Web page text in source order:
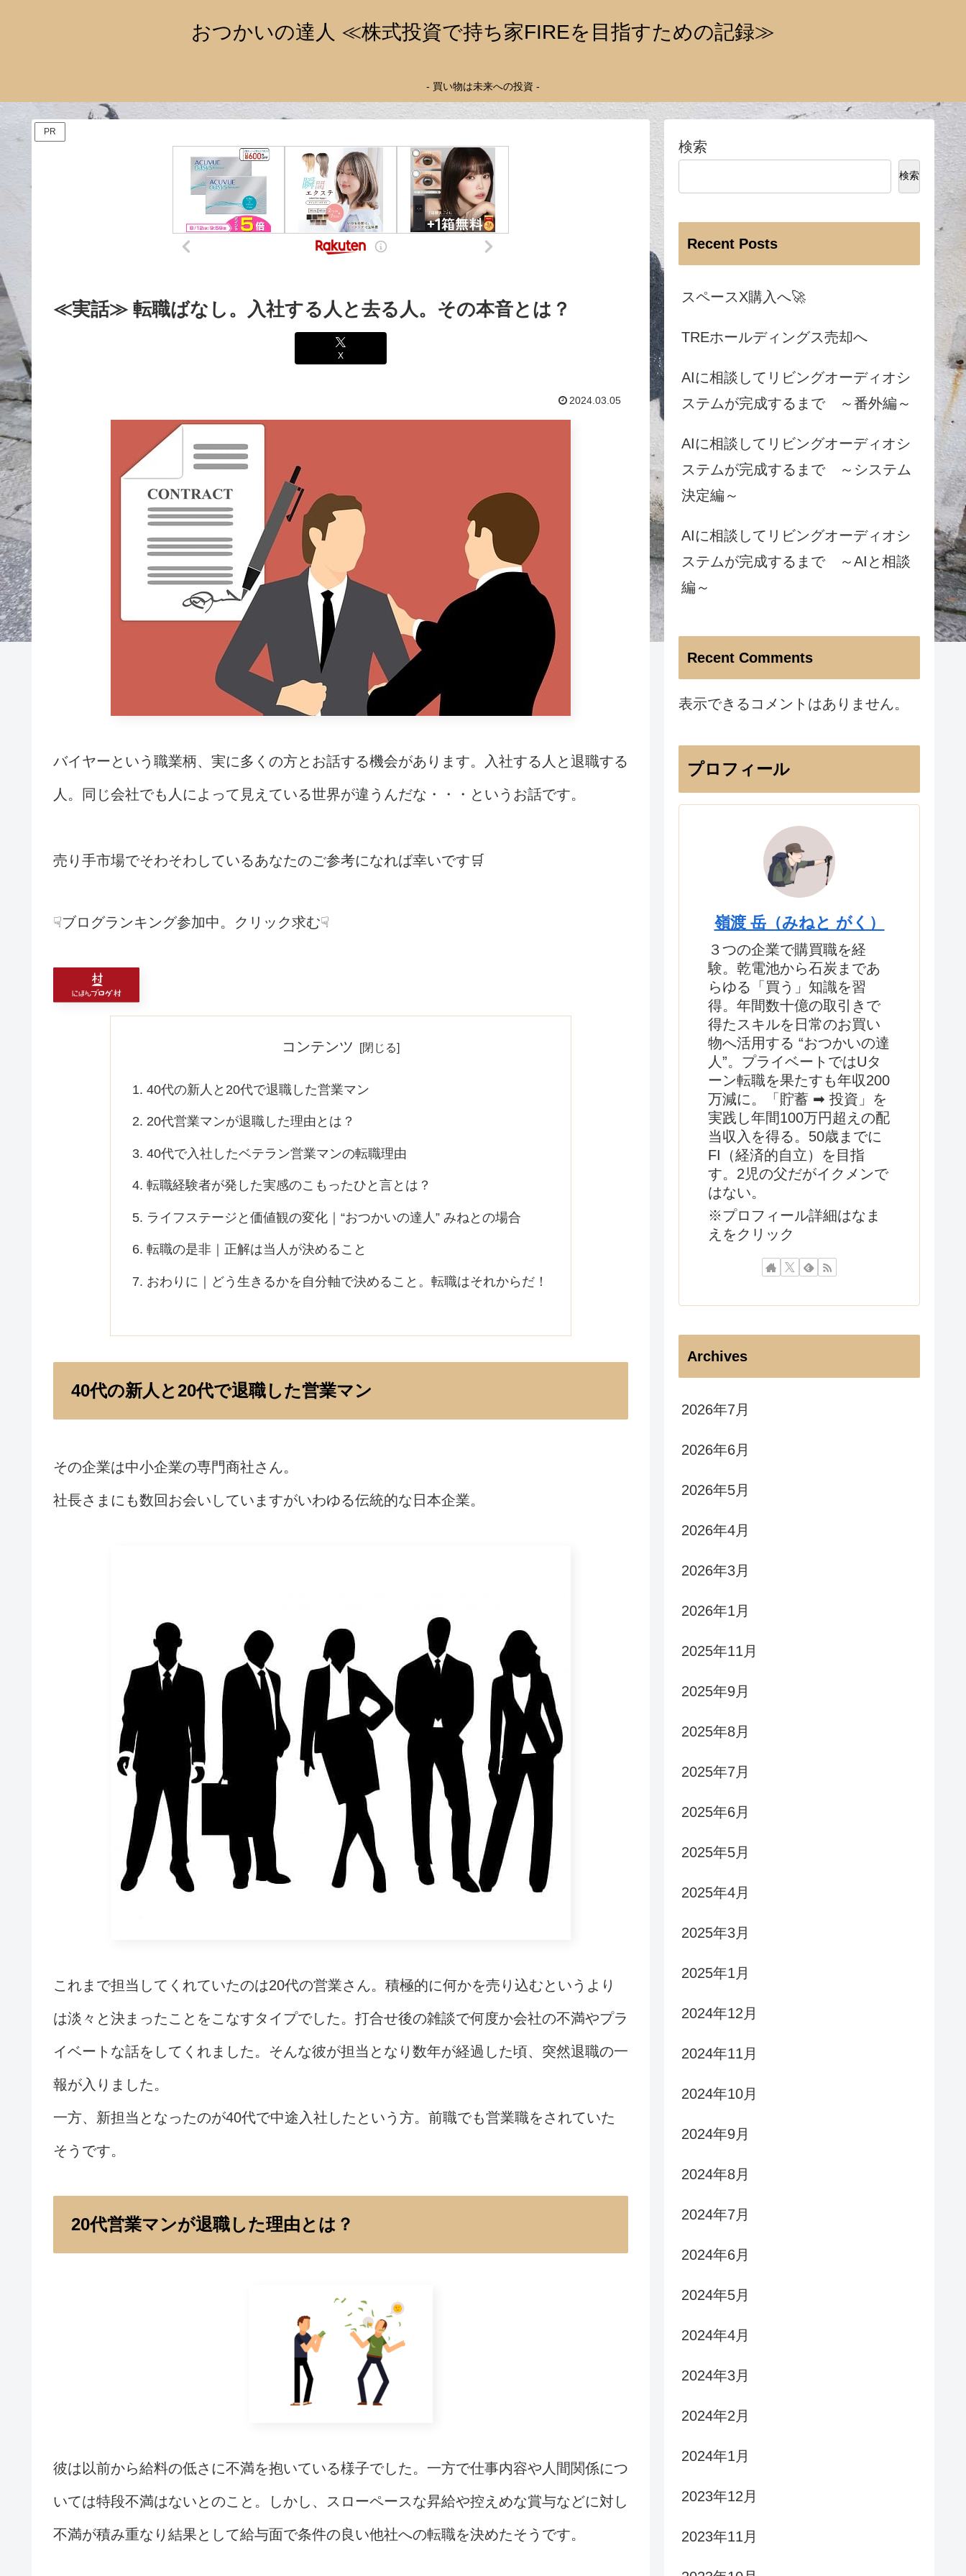
おつかいの達人 ≪株式投資で持ち家FIREを目指すための記録≫
- 買い物は未来への投資 -
PR
≪実話≫ 転職ばなし。入社する人と去る人。その本音とは？
X
2024.03.05
バイヤーという職業柄、実に多くの方とお話する機会があります。入社する人と退職する
人。同じ会社でも人によって見えている世界が違うんだな・・・というお話です。
売り手市場でそわそわしているあなたのご参考になれば幸いです🛒
☟ブログランキング参加中。クリック求む☟
コンテンツ
40代の新人と20代で退職した営業マン
20代営業マンが退職した理由とは？
40代で入社したベテラン営業マンの転職理由
転職経験者が発した実感のこもったひと言とは？
ライフステージと価値観の変化｜“おつかいの達人” みねとの場合
転職の是非｜正解は当人が決めること
おわりに｜どう生きるかを自分軸で決めること。転職はそれからだ！
40代の新人と20代で退職した営業マン
その企業は中小企業の専門商社さん。
社長さまにも数回お会いしていますがいわゆる伝統的な日本企業。
これまで担当してくれていたのは20代の営業さん。積極的に何かを売り込むというより
は淡々と決まったことをこなすタイプでした。打合せ後の雑談で何度か会社の不満やプラ
イベートな話をしてくれました。そんな彼が担当となり数年が経過した頃、突然退職の一
報が入りました。
一方、新担当となったのが40代で中途入社したという方。前職でも営業職をされていた
そうです。
20代営業マンが退職した理由とは？
彼は以前から給料の低さに不満を抱いている様子でした。一方で仕事内容や人間関係につ
いては特段不満はないとのこと。しかし、スローペースな昇給や控えめな賞与などに対し
不満が積み重なり結果として給与面で条件の良い他社への転職を決めたそうです。
検索
検索
Recent Posts
スペースX購入へ🚀
TREホールディングス売却へ
AIに相談してリビングオーディオシ
ステムが完成するまで ～番外編～
AIに相談してリビングオーディオシ
ステムが完成するまで ～システム
決定編～
AIに相談してリビングオーディオシ
ステムが完成するまで ～AIと相談
編～
Recent Comments
表示できるコメントはありません。
プロフィール
嶺渡 岳（みねと がく）
３つの企業で購買職を経
験。乾電池から石炭まであ
らゆる「買う」知識を習
得。年間数十億の取引きで
得たスキルを日常のお買い
物へ活用する “おつかいの達
人”。プライベートではUタ
ーン転職を果たすも年収200
万減に。「貯蓄 ➡ 投資」を
実践し年間100万円超えの配
当収入を得る。50歳までに
FI（経済的自立）を目指
す。2児の父だがイクメンで
はない。
※プロフィール詳細はなま
えをクリック
Archives
2026年7月
2026年6月
2026年5月
2026年4月
2026年3月
2026年1月
2025年11月
2025年9月
2025年8月
2025年7月
2025年6月
2025年5月
2025年4月
2025年3月
2025年1月
2024年12月
2024年11月
2024年10月
2024年9月
2024年8月
2024年7月
2024年6月
2024年5月
2024年4月
2024年3月
2024年2月
2024年1月
2023年12月
2023年11月